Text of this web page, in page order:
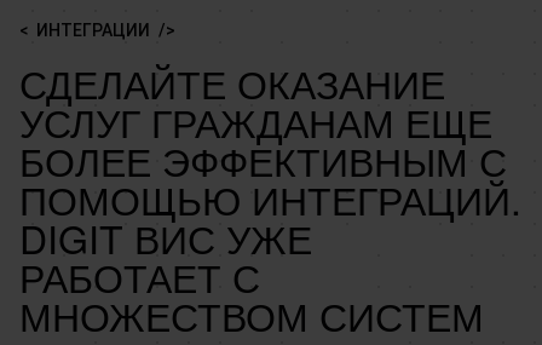
ИНТЕГРАЦИИ
СДЕЛАЙТЕ ОКАЗАНИЕ
УСЛУГ ГРАЖДАНАМ ЕЩЕ
БОЛЕЕ ЭФФЕКТИВНЫМ С
ПОМОЩЬЮ ИНТЕГРАЦИЙ.
DIGIT ВИС УЖЕ
РАБОТАЕТ С
МНОЖЕСТВОМ СИСТЕМ